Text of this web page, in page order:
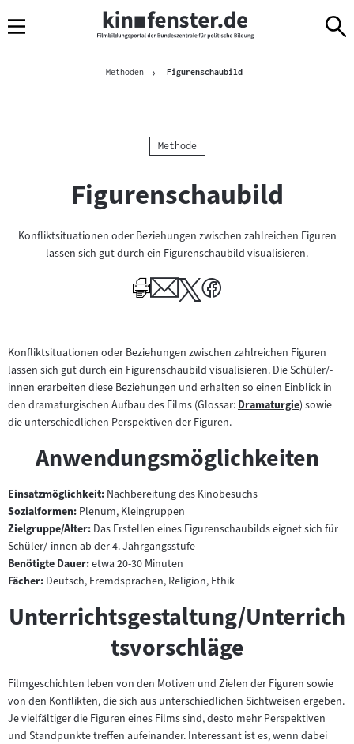
Navigation
zum
zur
Brotkrümelnavigation
Methoden FigurenschaubildAktuelle Seite
Kategorie:
Methode
Figurenschaubild
Konfliktsituationen oder Beziehungen zwischen zahlreichen Figuren
lassen sich gut durch ein Figurenschaubild visualisieren.
Konfliktsituationen oder Beziehungen zwischen zahlreichen Figuren
lassen sich gut durch ein Figurenschaubild visualisieren. Die Schüler/-
innen erarbeiten diese Beziehungen und erhalten so einen Einblick in
den dramaturgischen Aufbau des Films (Glossar:Zum
Dramaturgie) sowie
die unterschiedlichen Perspektiven der Figuren.
Anwendungsmöglichkeiten
Einsatzmöglichkeit: Nachbereitung des Kinobesuchs
Sozialformen: Plenum, Kleingruppen
Zielgruppe/Alter: Das Erstellen eines Figurenschaubilds eignet sich für
Schüler/-innen ab der 4. Jahrgangsstufe
Benötigte Dauer:etwa 20-30 Minuten
Fächer: Deutsch, Fremdsprachen, Religion, Ethik
Unterrichtsgestaltung/Unterrich
tsvorschläge
Filmgeschichten leben von den Motiven und Zielen der Figuren sowie
von den Konflikten, die sich aus unterschiedlichen Sichtweisen ergeben.
Je vielfältiger die Figuren eines Films sind, desto mehr Perspektiven
und Standpunkte treffen aufeinander. Interessant ist es, wenn dabei